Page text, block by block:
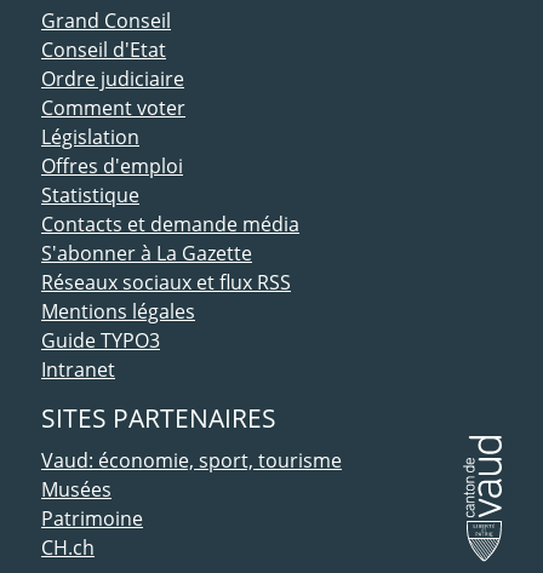
ACCÈS DIRECT
Grand Conseil
Conseil d'Etat
Ordre judiciaire
Comment voter
Législation
Offres d'emploi
Statistique
Contacts et demande média
S'abonner à La Gazette
Réseaux sociaux et flux RSS
Mentions légales
Guide TYPO3
Intranet
SITES PARTENAIRES
Vaud: économie, sport, tourisme
Musées
Patrimoine
CH.ch